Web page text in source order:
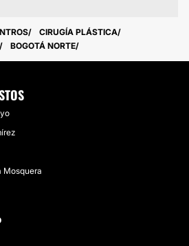
CIRUGÍA PLÁSTICA
BOGOTÁ NORTE
Mosquera